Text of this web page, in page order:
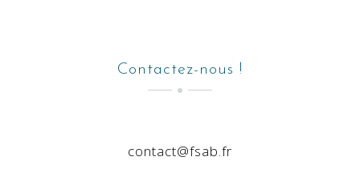
Contactez-nous !
contact@fsab.fr